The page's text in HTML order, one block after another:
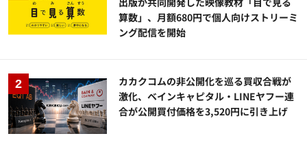
算数」、月額680円で個人向けストリーミ
ング配信を開始
カカクコムの非公開化を巡る買収合戦が
激化、ベインキャピタル・LINEヤフー連
合が公開買付価格を3,520円に引き上げ